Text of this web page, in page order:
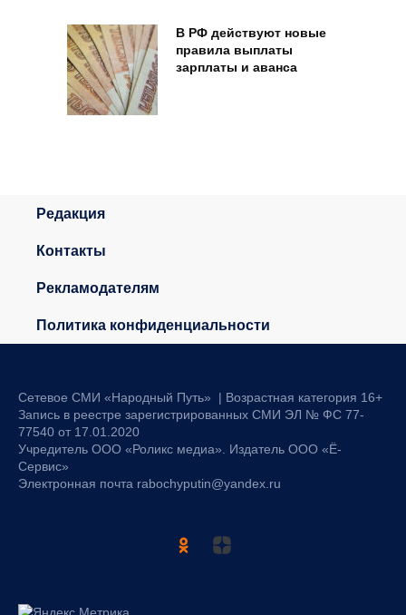
В РФ действуют новые
правила выплаты
зарплаты и аванса
Редакция
Контакты
Рекламодателям
Политика конфиденциальности
Сетевое СМИ «Народный Путь» | Возрастная категория 16+
Запись в реестре зарегистрированных СМИ ЭЛ № ФС 77-
77540 от 17.01.2020
Учредитель ООО «Роликс медиа». Издатель ООО «Ё-
Сервис»
Электронная почта rabochyputin@yandex.ru